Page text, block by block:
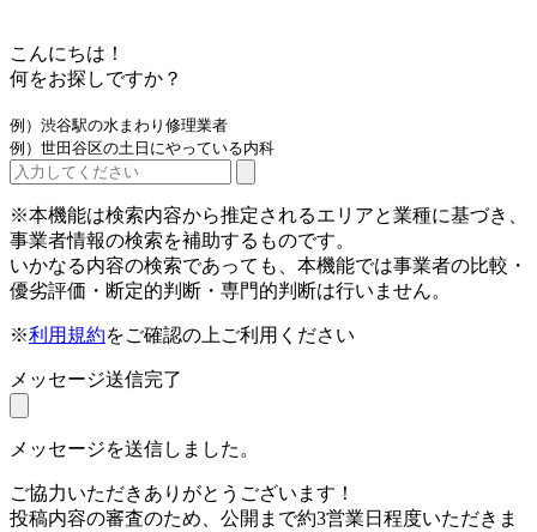
こんにちは！
何をお探しですか？
例）渋谷駅の水まわり修理業者
例）世田谷区の土日にやっている内科
※本機能は検索内容から推定されるエリアと業種に基づき、
事業者情報の検索を補助するものです。
いかなる内容の検索であっても、本機能では事業者の比較・
優劣評価・断定的判断・専門的判断は行いません。
※利用規約をご確認の上ご利用ください
メッセージ送信完了
メッセージを送信しました。
ご協力いただきありがとうございます！
投稿内容の審査のため、公開まで約3営業日程度いただきま